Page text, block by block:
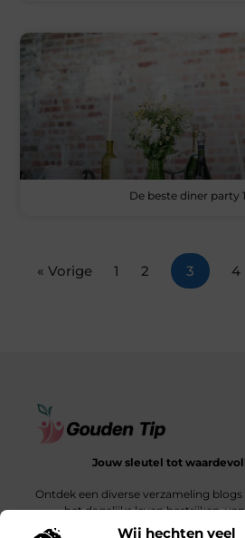
Wij hechten veel
De beste diner party
« Vorige 1 2 3 4
Jouw sleutel tot
Ontdek een diverse verzameling
het dagelijks leven bestrijken,
diepgaande